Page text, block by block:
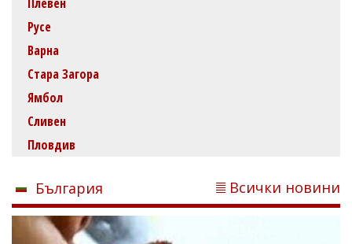
Русе
Варна
Стара Загора
Ямбол
Сливен
Пловдив
България Всички новини